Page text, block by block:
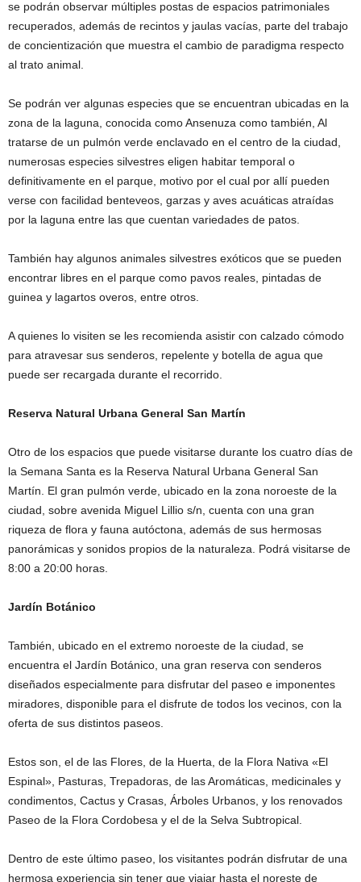
se podrán observar múltiples postas de espacios patrimoniales
recuperados, además de recintos y jaulas vacías, parte del trabajo
de concientización que muestra el cambio de paradigma respecto
al trato animal.
Se podrán ver algunas especies que se encuentran ubicadas en la
zona de la laguna, conocida como Ansenuza como también, Al
tratarse de un pulmón verde enclavado en el centro de la ciudad,
numerosas especies silvestres eligen habitar temporal o
definitivamente en el parque, motivo por el cual por allí pueden
verse con facilidad benteveos, garzas y aves acuáticas atraídas
por la laguna entre las que cuentan variedades de patos.
También hay algunos animales silvestres exóticos que se pueden
encontrar libres en el parque como pavos reales, pintadas de
guinea y lagartos overos, entre otros.
A quienes lo visiten se les recomienda asistir con calzado cómodo
para atravesar sus senderos, repelente y botella de agua que
puede ser recargada durante el recorrido.
Reserva Natural Urbana General San Martín
Otro de los espacios que puede visitarse durante los cuatro días de
la Semana Santa es la Reserva Natural Urbana General San
Martín. El gran pulmón verde, ubicado en la zona noroeste de la
ciudad, sobre avenida Miguel Lillio s/n, cuenta con una gran
riqueza de flora y fauna autóctona, además de sus hermosas
panorámicas y sonidos propios de la naturaleza. Podrá visitarse de
8:00 a 20:00 horas.
Jardín Botánico
También, ubicado en el extremo noroeste de la ciudad, se
encuentra el Jardín Botánico, una gran reserva con senderos
diseñados especialmente para disfrutar del paseo e imponentes
miradores, disponible para el disfrute de todos los vecinos, con la
oferta de sus distintos paseos.
Estos son, el de las Flores, de la Huerta, de la Flora Nativa «El
Espinal», Pasturas, Trepadoras, de las Aromáticas, medicinales y
condimentos, Cactus y Crasas, Árboles Urbanos, y los renovados
Paseo de la Flora Cordobesa y el de la Selva Subtropical.
Dentro de este último paseo, los visitantes podrán disfrutar de una
hermosa experiencia sin tener que viajar hasta el noreste de